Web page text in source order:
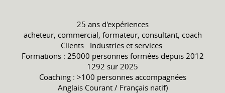
25 ans d'expériences
acheteur, commercial, formateur, consultant, coach
Clients : Industries et services.
Formations : 25000 personnes formées depuis 2012
1292 sur 2025
Coaching : >100 personnes accompagnées
Anglais Courant / Français natif)